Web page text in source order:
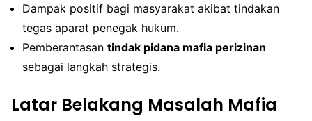
Dampak positif bagi masyarakat akibat tindakan
tegas aparat penegak hukum.
Pemberantasan tindak pidana mafia perizinan
sebagai langkah strategis.
Latar Belakang Masalah Mafia